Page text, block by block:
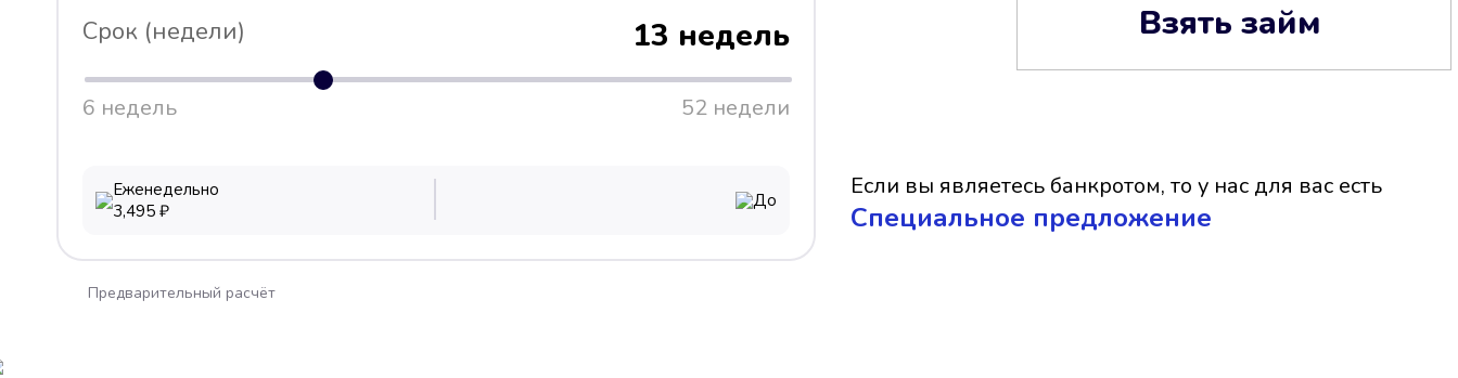
Срок (недели) 13 недель
6 недель 52 недели
Еженедельно
3,495 ₽ До
Взять займ
Если вы являетесь банкротом, то у нас для вас есть
Cпециальное предложение
Предварительный расчёт